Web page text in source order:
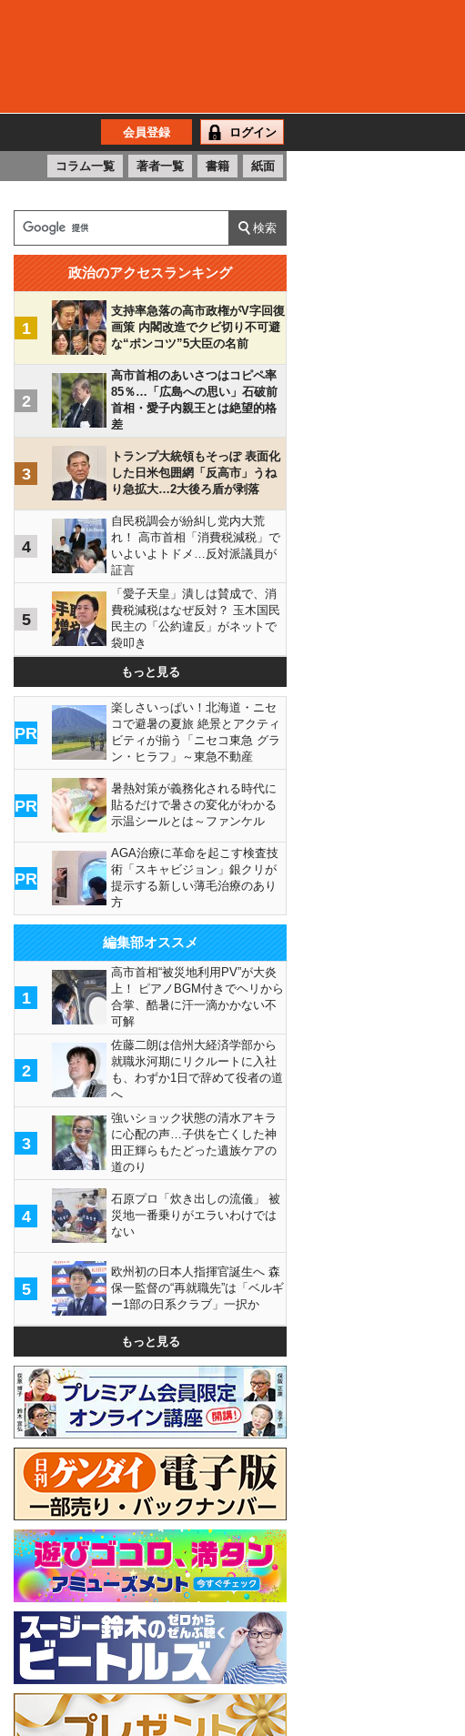
会員登録 ログイン
コラム一覧 著者一覧 書籍 紙面
政治のアクセスランキング
1
支持率急落の高市政権がV字回復
画策 内閣改造でクビ切り不可避
な“ポンコツ”5大臣の名前
2
高市首相のあいさつはコピペ率
85％…「広島への思い」石破前
首相・愛子内親王とは絶望的格
差
3
トランプ大統領もそっぽ 表面化
した日米包囲網「反高市」うね
り急拡大…2大後ろ盾が剥落
4
自民税調会が紛糾し党内大荒
れ！ 高市首相「消費税減税」で
いよいよトドメ…反対派議員が
証言
5
「愛子天皇」潰しは賛成で、消
費税減税はなぜ反対？ 玉木国民
民主の「公約違反」がネットで
袋叩き
もっと見る
PR
楽しさいっぱい！北海道・ニセ
コで避暑の夏旅 絶景とアクティ
ビティが揃う「ニセコ東急 グラ
ン・ヒラフ」～東急不動産
PR
暑熱対策が義務化される時代に
貼るだけで暑さの変化がわかる
示温シールとは～ファンケル
PR
AGA治療に革命を起こす検査技
術「スキャビジョン」銀クリが
提示する新しい薄毛治療のあり
方
編集部オススメ
1
高市首相“被災地利用PV”が大炎
上！ ピアノBGM付きでヘリから
合掌、酷暑に汗一滴かかない不
可解
2
佐藤二朗は信州大経済学部から
就職氷河期にリクルートに入社
も、わずか1日で辞めて役者の道
へ
3
強いショック状態の清水アキラ
に心配の声…子供を亡くした神
田正輝らもたどった遺族ケアの
道のり
4
石原プロ「炊き出しの流儀」 被
災地一番乗りがエラいわけでは
ない
5
欧州初の日本人指揮官誕生へ 森
保一監督の“再就職先”は「ベルギ
ー1部の日系クラブ」一択か
もっと見る